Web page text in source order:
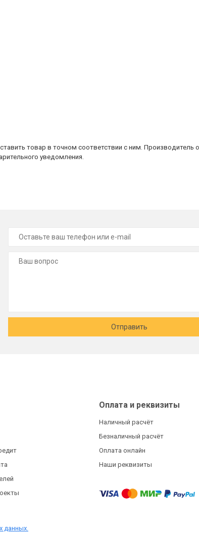
товар в точном соответствии с ним. Производитель
уведомления.
Отправить
Оплата и реквизиты
Наличный расчёт
Безналичный расчёт
Оплата онлайн
Наши реквизиты
данных.